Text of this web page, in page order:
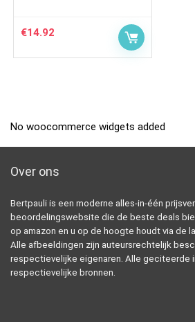
€14.92
No woocommerce widgets added
Over ons
Bertpauli is een moderne alles-in-één
beoordelingswebsite die de beste deals
op amazon en u op de hoogte houdt via de
Alle afbeeldingen zijn auteursrechtelijk
respectievelijke eigenaren. Alle geciteerde
respectievelijke bronnen.